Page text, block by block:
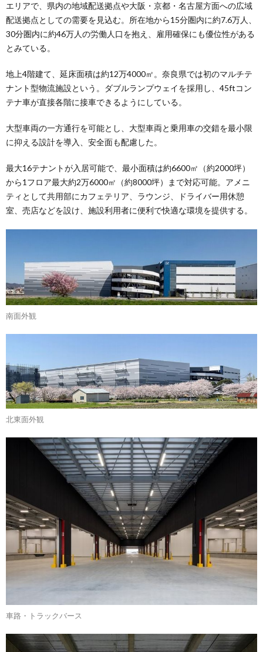
エリアで、県内の地域配送拠点や大阪・京都・名古屋方面への広域
配送拠点としての需要を見込む。所在地から15分圏内に約7.6万人、
30分圏内に約46万人の労働人口を抱え、雇用確保にも優位性がある
とみている。
地上4階建て、延床面積は約12万4000㎡。奈良県では初のマルチテ
ナント型物流施設という。ダブルランプウェイを採用し、45ftコン
テナ車が直接各階に接車できるようにしている。
大型車両の一方通行を可能とし、大型車両と乗用車の交錯を最小限
に抑える設計を導入、安全面も配慮した。
最大16テナントが入居可能で、最小面積は約6600㎡（約2000坪）
から1フロア最大約2万6000㎡（約8000坪）まで対応可能。アメニ
ティとして共用部にカフェテリア、ラウンジ、ドライバー用休憩
室、売店などを設け、施設利用者に便利で快適な環境を提供する。
南面外観
北東面外観
車路・トラックバース